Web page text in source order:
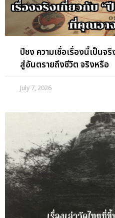
ปีชง ความเชื่อเรื่องนี้เป็นจ
สู่อันตรายถึงชีวิต จริงหรือ
July 7, 2026